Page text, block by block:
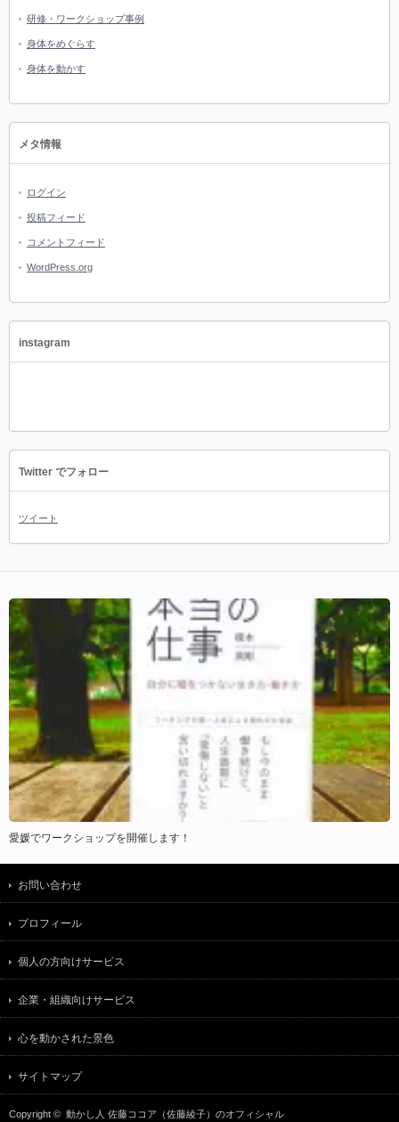
研修・ワークショップ事例
身体をめぐらす
身体を動かす
メタ情報
ログイン
投稿フィード
コメントフィード
WordPress.org
instagram
Twitter でフォロー
ツイート
愛媛でワークショップを開催します！
お問い合わせ
プロフィール
個人の方向けサービス
企業・組織向けサービス
心を動かされた景色
サイトマップ
Copyright © 動かし人 佐藤ココア（佐藤綾子）のオフィシャル